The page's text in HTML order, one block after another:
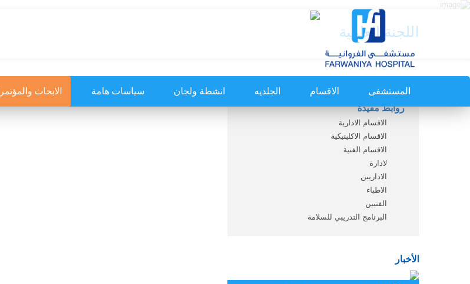
المستشفى الاقسام الجلديه انشطة ولجان سياسات هامة الابحاث
اللجنة العلمية
روابط مفيدة
الاقسام الادارية
الاقسام الاكلينيكية
الاقسام الفنية
لادارة
الاداريين
الاطباء
الفنيين
البرنامج التدريبي للسلامة
الأخبار